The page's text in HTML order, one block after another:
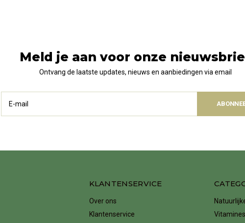
Meld je aan voor onze
Ontvang de laatste updates, nieuws en aanbiedingen via email
KLANTENSERVICE
Over ons
Klantenservice